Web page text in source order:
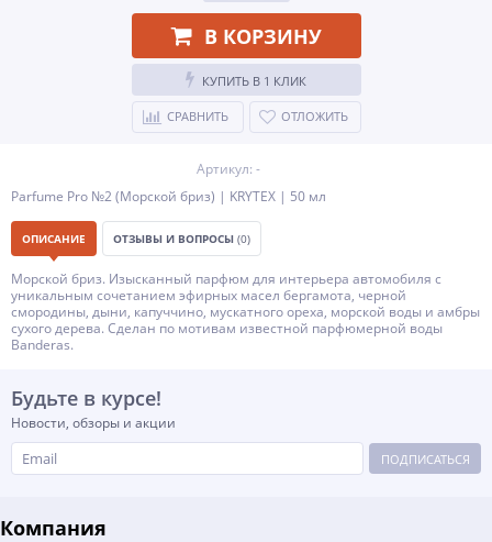
В КОРЗИНУ
КУПИТЬ В 1 КЛИК
СРАВНИТЬ ОТЛОЖИТЬ
Артикул: -
Parfume Pro №2 (Морской бриз) | KRYTEX | 50 мл
ОПИСАНИЕ ОТЗЫВЫ И ВОПРОСЫ (0)
Морской бриз. Изысканный парфюм для интерьера автомобиля с
уникальным сочетанием эфирных масел бергамота, черной
смородины, дыни, капуччино, мускатного ореха, морской воды и амбры
сухого дерева. Сделан по мотивам известной парфюмерной воды
Banderas.
Будьте в курсе!
Новости, обзоры и акции
ПОДПИСАТЬСЯ
Компания